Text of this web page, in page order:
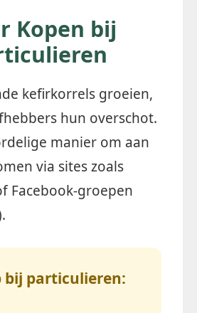
Kopen bij
kefirkorrels groeien,
hun overschot.
manier om aan
via sites zoals
Facebook-groepen
bij particulieren: